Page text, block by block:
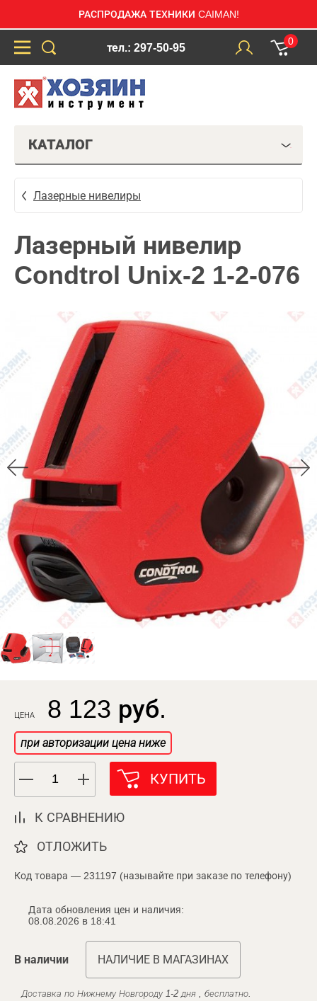
РАСПРОДАЖА ТЕХНИКИ CAIMAN!
тел.: 297-50-95
0
КАТАЛОГ
Лазерные нивелиры
Лазерный нивелир
Condtrol Unix-2 1-2-076
ЦЕНА 8 123 руб.
при авторизации цена ниже
КУПИТЬ
К СРАВНЕНИЮ
ОТЛОЖИТЬ
Код товара — 231197 (называйте при заказе по телефону)
Дата обновления цен и наличия:
08.08.2026 в 18:41
В наличии НАЛИЧИЕ В МАГАЗИНАХ
Доставка по Нижнему Новгороду 1-2 дня , бесплатно.